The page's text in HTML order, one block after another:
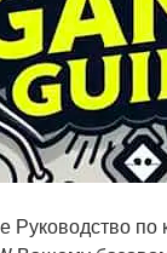
Руководство по